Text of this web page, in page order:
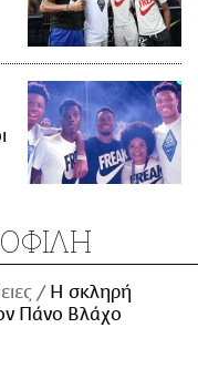
H σκληρή
Πάνο Βλάχο